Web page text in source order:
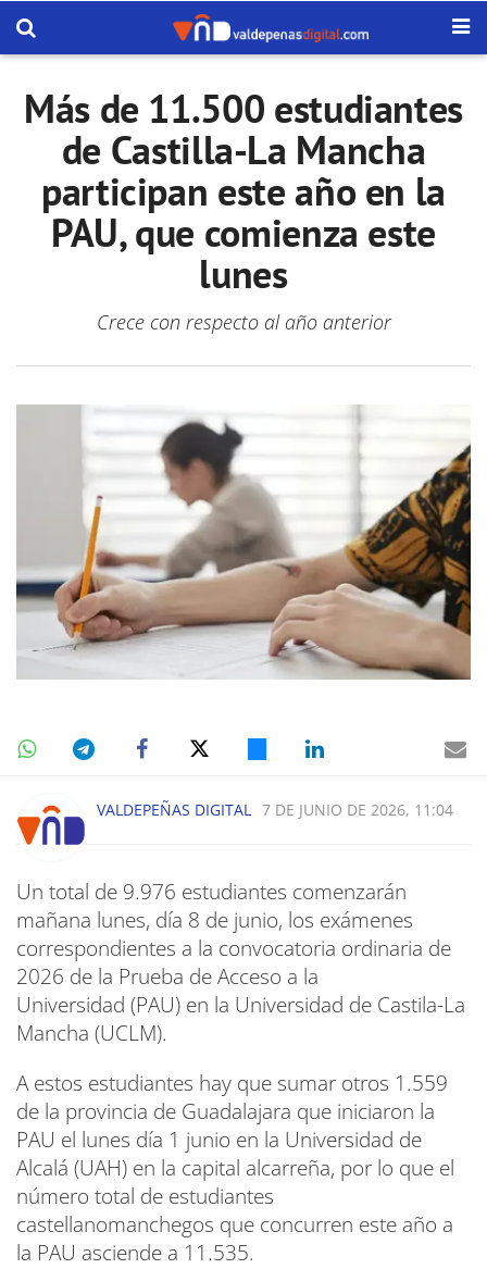
Más de 11.500 estudiantes
de Castilla-La Mancha
participan este año en la
PAU, que comienza este
lunes
Crece con respecto al año anterior
VALDEPEÑAS DIGITAL 7 DE JUNIO DE 2026, 11:04
Un total de 9.976 estudiantes comenzarán
mañana lunes, día 8 de junio, los exámenes
correspondientes a la convocatoria ordinaria de
2026 de la Prueba de Acceso a la
Universidad (PAU) en la Universidad de Castila-La
Mancha (UCLM).
A estos estudiantes hay que sumar otros 1.559
de la provincia de Guadalajara que iniciaron la
PAU el lunes día 1 junio en la Universidad de
Alcalá (UAH) en la capital alcarreña, por lo que el
número total de estudiantes
castellanomanchegos que concurren este año a
la PAU asciende a 11.535.